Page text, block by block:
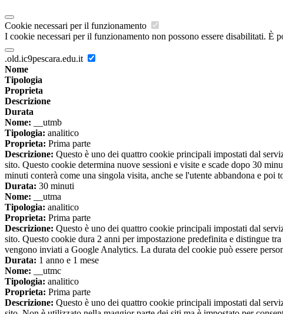
Cookie necessari per il funzionamento
I cookie necessari per il funzionamento non possono essere disabilitati. È
.old.ic9pescara.edu.it
Nome
Tipologia
Proprieta
Descrizione
Durata
Nome: __utmb
Tipologia: analitico
Proprieta: Prima parte
Descrizione: Questo è uno dei quattro cookie principali impostati dal
sito. Questo cookie determina nuove sessioni e visite e scade dopo 30
minuti conterà come una singola visita, anche se l'utente abbandona e
Durata: 30 minuti
Nome: __utma
Tipologia: analitico
Proprieta: Prima parte
Descrizione: Questo è uno dei quattro cookie principali impostati dal
sito. Questo cookie dura 2 anni per impostazione predefinita e distingue
vengono inviati a Google Analytics. La durata del cookie può essere
Durata: 1 anno e 1 mese
Nome: __utmc
Tipologia: analitico
Proprieta: Prima parte
Descrizione: Questo è uno dei quattro cookie principali impostati dal